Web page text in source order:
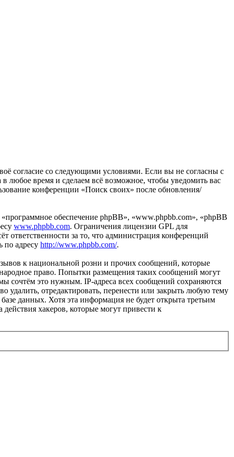
согласие со следующими условиями. Если вы не согласны с
любое время и сделаем всё возможное, чтобы уведомить вас
конференции «Поиск своих» после обновления/
обеспечение phpBB», «www.phpbb.com», «phpBB
www.phpbb.com. Ограничения лицензии GPL для
ответственности за то, что администрация конференций
по адресу http://www.phpbb.com/.
к национальной розни и прочих сообщений, которые
право. Попытки размещения таких сообщений могут
сочтём это нужным. IP-адреса всех сообщений сохраняются
отредактировать, перенести или закрыть любую тему
данных. Хотя эта информация не будет открыта третьим
хакеров, которые могут привести к